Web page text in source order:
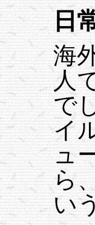
日
海
人
で
イ
ュ
ら
い